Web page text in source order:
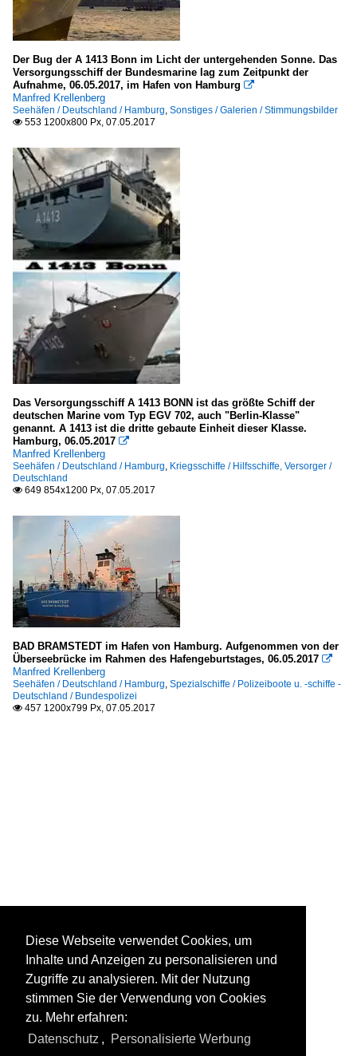
Der Bug der A 1413 Bonn im Licht der untergehenden Sonne. Das
Versorgungsschiff der Bundesmarine lag zum Zeitpunkt der
Aufnahme, 06.05.2017, im Hafen von Hamburg 
Manfred Krellenberg
Seehäfen / Deutschland / Hamburg, Sonstiges / Galerien / Stimmungsbilder
 553 1200x800 Px, 07.05.2017
Das Versorgungsschiff A 1413 BONN ist das größte Schiff der
deutschen Marine vom Typ EGV 702, auch "Berlin-Klasse"
genannt. A 1413 ist die dritte gebaute Einheit dieser Klasse.
Hamburg, 06.05.2017 
Manfred Krellenberg
Seehäfen / Deutschland / Hamburg, Kriegsschiffe / Hilfsschiffe, Versorger /
Deutschland
 649 854x1200 Px, 07.05.2017
BAD BRAMSTEDT im Hafen von Hamburg. Aufgenommen von der
Überseebrücke im Rahmen des Hafengeburtstages, 06.05.2017 
Manfred Krellenberg
Seehäfen / Deutschland / Hamburg, Spezialschiffe / Polizeiboote u. -schiffe -
Deutschland / Bundespolizei
 457 1200x799 Px, 07.05.2017
Diese Webseite verwendet Cookies, um
Inhalte und Anzeigen zu personalisieren und
Zugriffe zu analysieren. Mit der Nutzung
stimmen Sie der Verwendung von Cookies
zu. Mehr erfahren:
Datenschutz , Personalisierte Werbung